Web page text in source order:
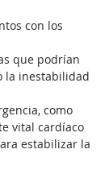
con los
que podrían
la inestabilidad
como
vital cardíaco
estabilizar la